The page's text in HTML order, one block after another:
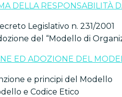
DELLA RESPONSABILITÀ
Legislativo n. 231/2001
del “Modello di
ED ADOZIONE DEL
e principi del Modello
e Codice Etico